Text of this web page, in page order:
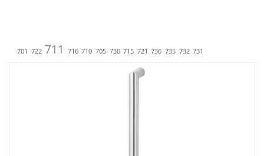
701 722 711 716 710 705 730 715 721 736 735 732 731